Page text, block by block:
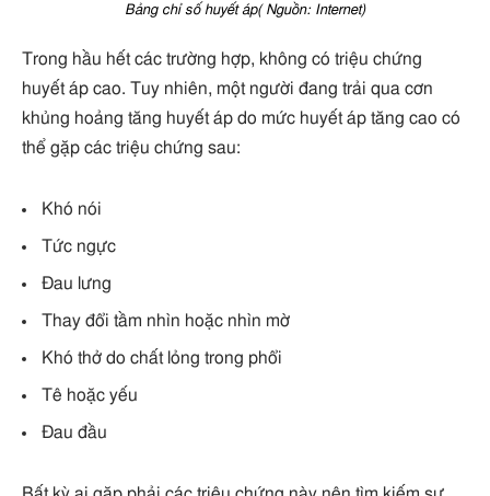
Bảng chỉ số huyết áp( Nguồn: Internet)
Trong hầu hết các trường hợp, không có triệu chứng
huyết áp cao. Tuy nhiên, một người đang trải qua cơn
khủng hoảng tăng huyết áp do mức huyết áp tăng cao có
thể gặp các triệu chứng sau:
Khó nói
Tức ngực
Đau lưng
Thay đổi tầm nhìn hoặc nhìn mờ
Khó thở do chất lỏng trong phổi
Tê hoặc yếu
Đau đầu